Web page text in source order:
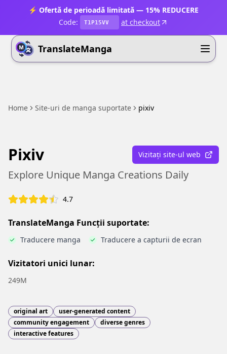
⚡ Ofertă de perioadă limitată — 15% REDUCERE
Code:
T1P15VV at checkout
TranslateManga
Home Site-uri de manga suportate pixiv
Pixiv Vizitați site-ul web
Explore Unique Manga Creations Daily
4.7
TranslateManga Funcții suportate:
Traducere manga Traducere a capturii de ecran
Vizitatori unici lunar:
249M
original art
user-generated content
community engagement
diverse genres
interactive features